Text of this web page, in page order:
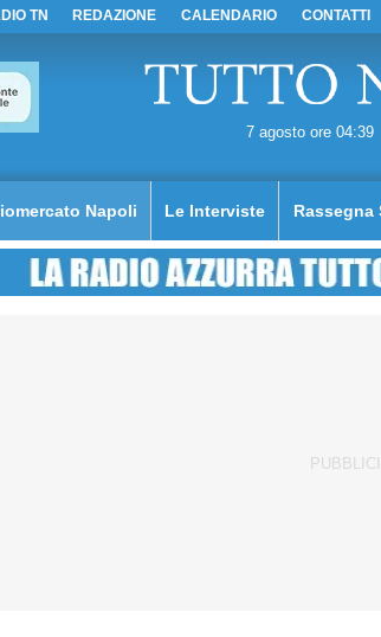
TN REDAZIONE CALENDARIO CONTATTI
7 agosto ore 04:39
Napoli Le Interviste Rassegna